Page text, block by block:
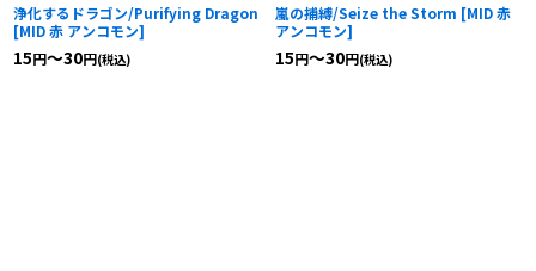
浄化するドラゴン/Purifying Dragon
[MID 赤 アンコモン]
15円～30円(税込)
嵐の捕縛/Seize the Storm [MID 赤
アンコモン]
15円～30円(税込)